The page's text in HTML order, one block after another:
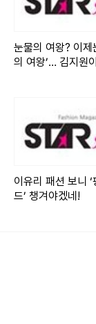
츠를 매치했다.
여성스러운 무드
윤은혜의 패션
백으로 룩에 포
유지하면서도 믹
눈물의 여왕? 이제
의 여왕’… 김지원
이유리 패션 보니 ‘
드’ 챙겨야겠네!